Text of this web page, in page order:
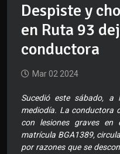
Despiste y
en Ruta 93
conductora
Mar 02 2024
Sucedió este sábado,
mediodía. La conductora
con lesiones graves en
matrícula BGA1389,
por razones que se